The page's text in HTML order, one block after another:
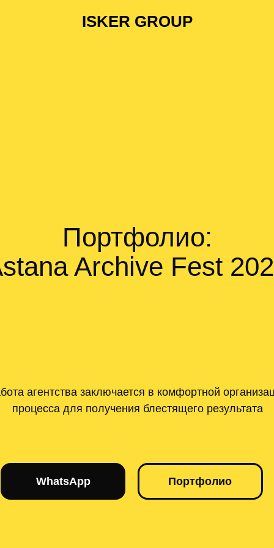
ISKER GROUP
Портфолио
WhatsApp
Портфолио:
Archive Fest
агентства заключается в комфортной
процесса для получения блестящего результата